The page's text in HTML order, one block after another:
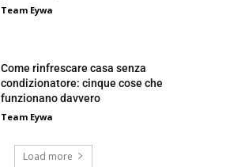
Team Eywa
Come rinfrescare casa senza
condizionatore: cinque cose che
funzionano davvero
Team Eywa
Load more